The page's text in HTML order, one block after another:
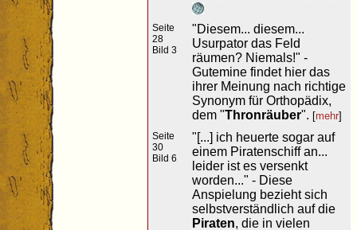
Seite
28
Bild 3
"Diesem... diesem...
Usurpator das Feld
räumen? Niemals!" -
Gutemine findet hier das
ihrer Meinung nach richtige
Synonym für Orthopädix,
dem "Thronräuber". [mehr]
Seite
30
Bild 6
"[...] ich heuerte sogar auf
einem Piratenschiff an...
leider ist es versenkt
worden..." - Diese
Anspielung bezieht sich
selbstverständlich auf die
Piraten, die in vielen